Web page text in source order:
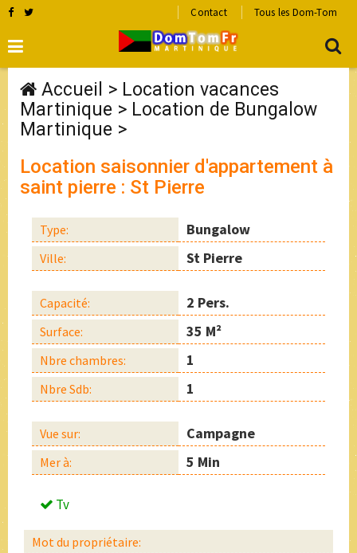
Contact Tous les Dom-Tom
Accueil > Location vacances
Martinique > Location de Bungalow
Martinique >
Location saisonnier d'appartement à
saint pierre : St Pierre
Type: Bungalow
Ville: St Pierre
Capacité: 2 Pers.
Surface: 35 M²
Nbre chambres: 1
Nbre Sdb: 1
Vue sur: Campagne
Mer à: 5 Min
Tv
Mot du propriétaire: